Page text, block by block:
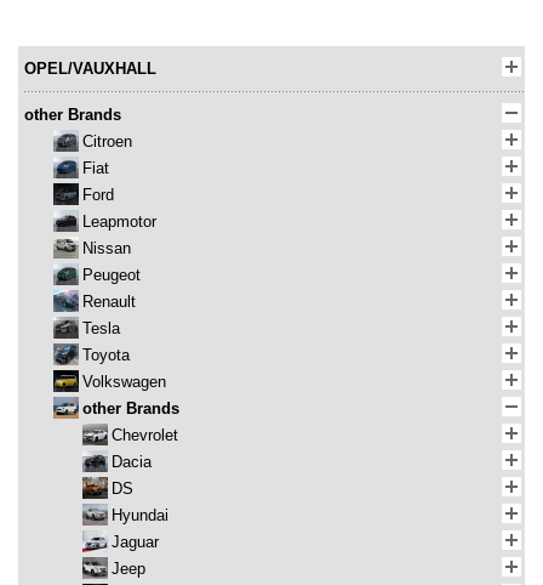
OPEL/VAUXHALL
other Brands
Citroen
Fiat
Ford
Leapmotor
Nissan
Peugeot
Renault
Tesla
Toyota
Volkswagen
other Brands
Chevrolet
Dacia
DS
Hyundai
Jaguar
Jeep